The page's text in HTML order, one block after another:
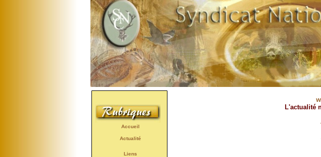
Accueil
Actualité
Liens
L'actualité